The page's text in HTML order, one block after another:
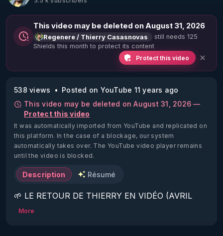
This video may be deleted on August 31, 2026
Regenere / Thierry Casasnovas
still needs 125
Shields this month to protect its content
Protect this video
538 views
Posted on YouTube 11 years ago
This video may be deleted on August 31, 2026 —
Protect this video
It was automatically imported from YouTube and replicated on
this platform. In the case of a blockage, our system
automatically takes over. The YouTube video player remains
until the video is blocked.
Description Résumé
🌱 LE RETOUR DE THIERRY EN VIDÉO (AVRIL
2022)!
More